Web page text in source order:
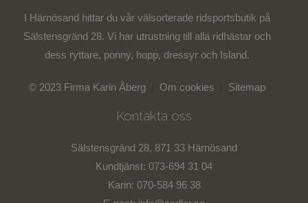
I Härnösand hittar du vår välsorterade ridsportsbutik på
Sälstensgränd 28. Vi har utrustning till alla ridhästar och
dess ryttare, ponny, hopp, dressyr och Island.
© 2023 Firma Karin Åberg Om cookies Sitemap
Kontakta oss
Sälstensgränd 28, 871 33 Härnösand
Kundtjänst: 073-694 31 04
Karin: 070-584 96 38